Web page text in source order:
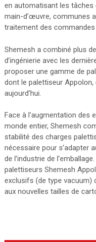
en automatisant les
main-d’œuvre, communes
traitement des
Shemesh a combiné plus
d’ingénierie avec les
proposer une gamme de
dont le palettiseur Appolon,
aujourd’hui.
Face à l’augmentation des
monde entier, Shemesh
stabilité des charges
nécessaire pour s’adapter
de l’industrie de
palettiseurs Shemesh
exclusifs (de type vacuum)
aux nouvelles tailles de